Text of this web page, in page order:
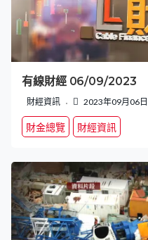
有線財經 06/09/2023
財經資訊 2023年09月06日
財金總覽 財經資訊